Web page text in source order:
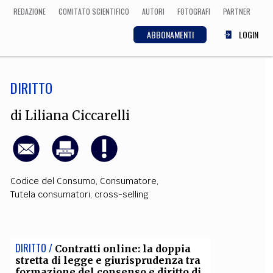
REDAZIONE COMITATO SCIENTIFICO AUTORI FOTOGRAFI PARTNER
ABBONAMENTI LOGIN
ECONOMIA
CULTURA
Musica,
DIRITTO
di Liliana Ciccarelli
Codice del Consumo, Consumatore,
Tutela consumatori, cross-selling
DIRITTO / Contratti online: la doppia
stretta di legge e giurisprudenza tra